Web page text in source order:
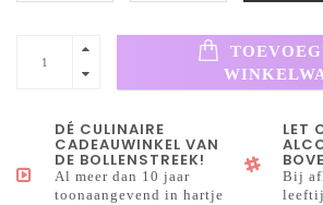
DÉ CULINAIRE
CADEAUWINKEL VAN
DE BOLLENSTREEK!
Al meer dan 10 jaar
toonaangevend in hartje
LET
Bij